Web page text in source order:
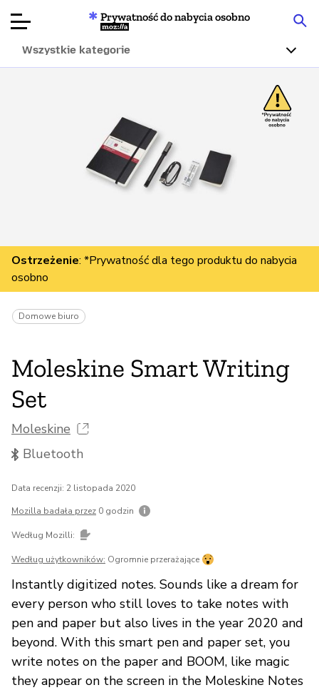
Articles
O nas
Prywatność do nabycia osobno
Mozilla
Wszystkie kategorie
Ostrzeżenie: *Prywatność dla tego produktu do nabycia
osobno
Domowe biuro
Moleskine Smart Writing
Set
Moleskine
Bluetooth
Data recenzji: 2 listopada 2020
Mozilla badała przez 0 godzin
Według Mozilli:
Według użytkowników: Ogromnie przerażające
Instantly digitized notes. Sounds like a dream for
every person who still loves to take notes with
pen and paper but also lives in the year 2020 and
beyond. With this smart pen and paper set, you
write notes on the paper and BOOM, like magic
they appear on the screen in the Moleskine Notes